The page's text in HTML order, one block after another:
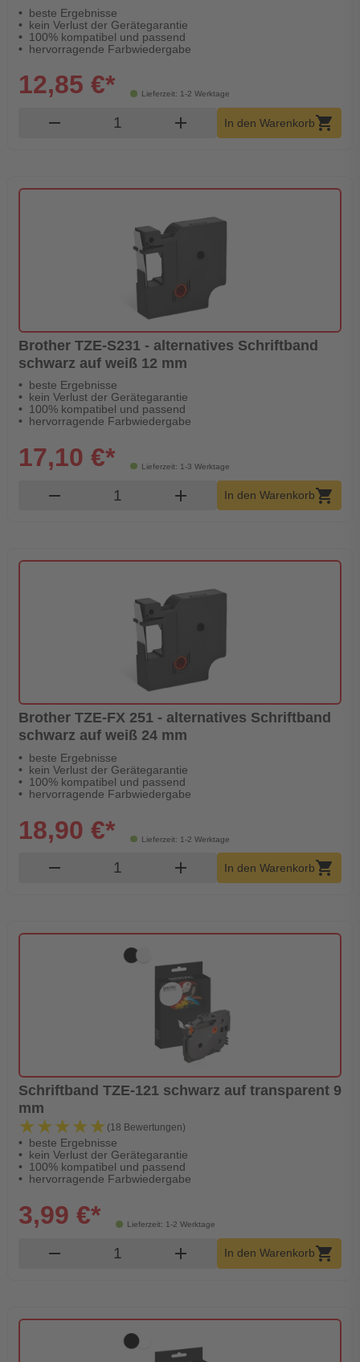
beste Ergebnisse
kein Verlust der Gerätegarantie
100% kompatibel und passend
hervorragende Farbwiedergabe
Lieferzeit: 1-2 Werktage
12,85 €*
remove Produkt Warenkorb Menge
add In den Warenkorbshopping_cart
Brother TZE-S231 - alternatives Schriftband
schwarz auf weiß 12 mm
beste Ergebnisse
kein Verlust der Gerätegarantie
100% kompatibel und passend
hervorragende Farbwiedergabe
Lieferzeit: 1-3 Werktage
17,10 €*
remove Produkt Warenkorb Menge
add In den Warenkorbshopping_cart
Brother TZE-FX 251 - alternatives Schriftband
schwarz auf weiß 24 mm
beste Ergebnisse
kein Verlust der Gerätegarantie
100% kompatibel und passend
hervorragende Farbwiedergabe
Lieferzeit: 1-2 Werktage
18,90 €*
remove Produkt Warenkorb Menge
add In den Warenkorbshopping_cart
Schriftband TZE-121 schwarz auf transparent 9
mm
★★★★★
★★★★★ (18 Bewertungen)
beste Ergebnisse
kein Verlust der Gerätegarantie
100% kompatibel und passend
hervorragende Farbwiedergabe
Lieferzeit: 1-2 Werktage
3,99 €*
remove Produkt Warenkorb Menge
add In den Warenkorbshopping_cart